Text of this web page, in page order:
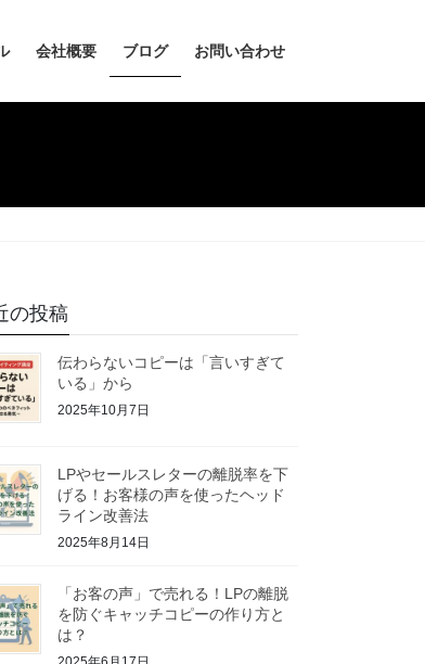
会社概要 ブログ お問い合わせ
の投稿
伝わらないコピーは「言いすぎて
いる」から
2025年10月7日
LPやセールスレターの離脱率を下
げる！お客様の声を使ったヘッド
ライン改善法
2025年8月14日
「お客の声」で売れる！LPの離脱
を防ぐキャッチコピーの作り方と
は？